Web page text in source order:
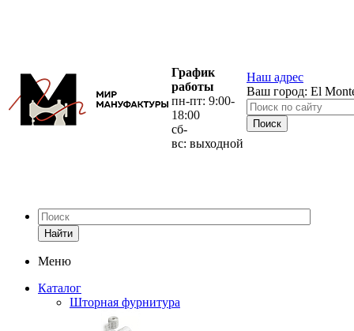
График
работы
пн-пт: 9:00-
18:00
сб-
вс: выходной
Наш адрес
Ваш город: El
Найти
Меню
Каталог
Шторная фурнитура